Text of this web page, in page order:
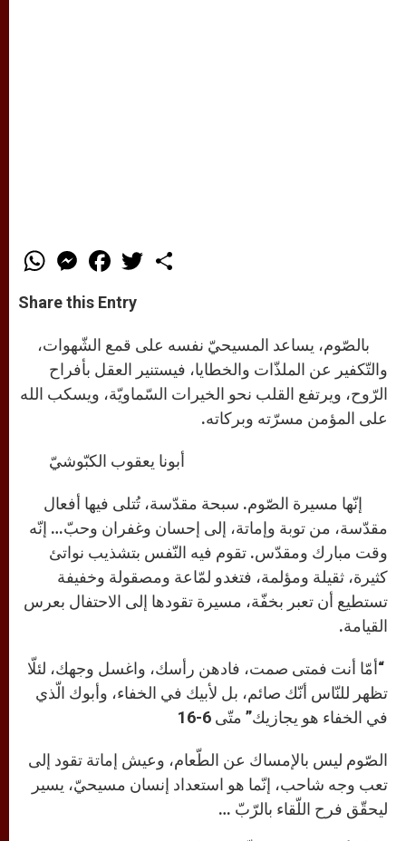
W
h
t
s
p
p
M
e
s
e
g
e
r
F
a
e
b
k
w
r
Share this Entry
بالصّوم، يساعد المسيحيّ نفسه على قمع الشّهوات،
والتّكفير عن الملذّات والخطايا، فيستنير العقل بأفراح
الرّوح، ويرتفع القلب نحو الخيرات السّماويّة، ويسكب الله
على المؤمن مسرّته وبركاته.
أبونا يعقوب الكبّوشيّ
إنّها مسيرة الصّوم. سبحة مقدّسة، تُتلى فيها أفعال
مقدّسة، من توبة وإماتة، إلى إحسان وغفران وحبّ… إنّه
وقت مبارك ومقدّس. تقوم فيه النّفس بتشذيب نواتئ
كثيرة، ثقيلة ومؤلمة، فتغدو لمّاعة ومصقولة وخفيفة
تستطيع أن تعبر بخفّة، مسيرة تقودها إلى الاحتفال بعرس
القيامة.
“أمّا أنت فمتى صمت، فادهن رأسك، واغسل وجهك، لئلّا
تظهر للنّاس أنّك صائم، بل لأبيك في الخفاء، وأبوك الّذي
في الخفاء هو يجازيك” متّى 6-16
الصّوم ليس بالإمساك عن الطّعام، وعيش إماتة تقود إلى
تعب وجه شاحب، إنّما هو استعداد إنسان مسيحيّ، يسير
ليحقّق فرح اللّقاء بالرّبّ …